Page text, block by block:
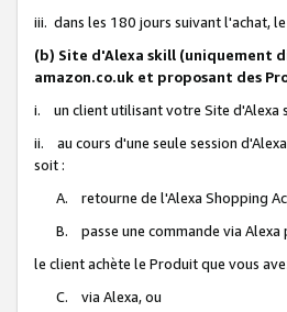
iii. dans les 180 jours suivant l'achat,
(b) Site d'Alexa skill (uniquement
amazon.co.uk et proposant des
i. un client utilisant votre Site d'Alexa
ii. au cours d'une seule session
soit :
A. retourne de l'Alexa Shopping
B. passe une commande via
le client achète le Produit que vous
C. via Alexa, ou